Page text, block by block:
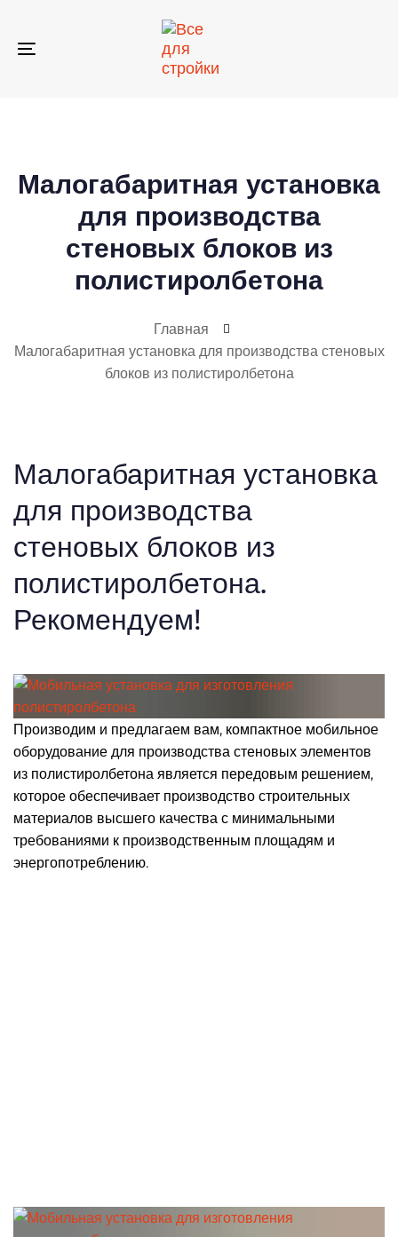
Toggle
Малогабаритная установка
для производства
стеновых блоков из
полистиролбетона
Главная
Малогабаритная установка для производства стеновых
блоков из полистиролбетона
Малогабаритная установка
для производства
стеновых блоков из
полистиролбетона.
Рекомендуем!
Производим и предлагаем вам, компактное мобильное
оборудование для производства стеновых элементов
из полистиролбетона является передовым решением,
которое обеспечивает производство строительных
материалов высшего качества с минимальными
требованиями к производственным площадям и
энергопотреблению.